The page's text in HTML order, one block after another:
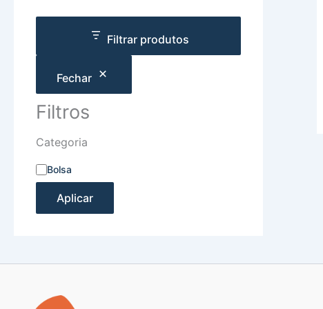
Filtrar produtos
Fechar
Filtros
Categoria
Bolsa
Aplicar